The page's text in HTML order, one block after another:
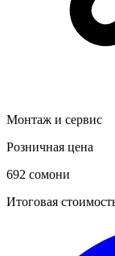
Монтаж и сервис
Розничная цена
692 сомони
Итоговая